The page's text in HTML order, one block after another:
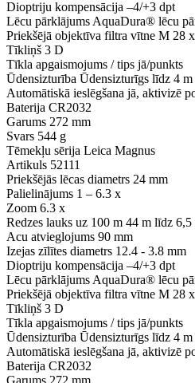
Dioptriju kompensācija –4/+3 dpt
Lēcu pārklājums AquaDura® lēcu
Priekšējā objektīva filtra vītne M 28
Tīkliņš 3 D
Tīkla apgaismojums / tips jā/punkts
Ūdensizturība Ūdensizturīgs līdz 4 m
Automātiskā ieslēgšana jā, aktivizē
Baterija CR2032
Garums 272 mm
Svars 544 g
Tēmekļu sērija Leica Magnus
Artikuls 52111
Priekšējās lēcas diametrs 24 mm
Palielinājums 1 – 6.3 x
Zoom 6.3 x
Redzes lauks uz 100 m 44 m līdz 6,5
Acu atvieglojums 90 mm
Izejas zīlītes diametrs 12.4 - 3.8 mm
Dioptriju kompensācija –4/+3 dpt
Lēcu pārklājums AquaDura® lēcu
Priekšējā objektīva filtra vītne M 28
Tīkliņš 3 D
Tīkla apgaismojums / tips jā/punkts
Ūdensizturība Ūdensizturīgs līdz 4 m
Automātiskā ieslēgšana jā, aktivizē
Baterija CR2032
Garums 272 mm